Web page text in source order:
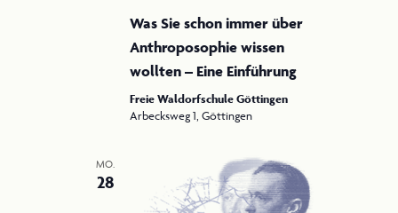
-
N
a
i
g
c
Was Sie schon immer über
Anthroposophie wissen
wollten – Eine Einführung
Freie Waldorfschule Göttingen
Arbecksweg 1, Göttingen
MO.
28